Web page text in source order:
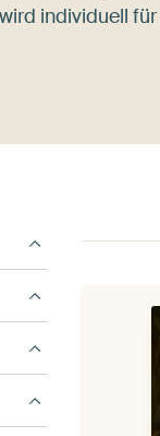
individuell